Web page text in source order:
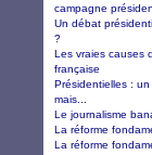
campagne
Un débat
?
Les vraies causes
française
Présidentielles : un
mais...
Le journalisme
La réforme
La réforme